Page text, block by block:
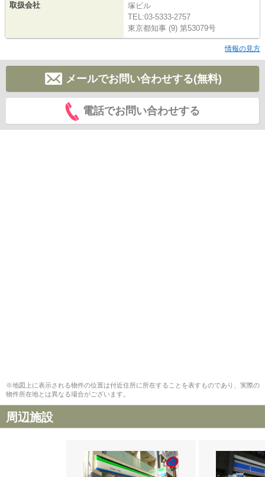
取扱会社
塚ビル
TEL:03-5333-2757
東京都知事 (9) 第53079号
情報の見方
メールでお問い合わせする(無料)
電話でお問い合わせする
※地図上に表示される物件の位置は付近住所に所在することを表すものであり、実際の
物件所在地とは異なる場合がございます。
周辺施設